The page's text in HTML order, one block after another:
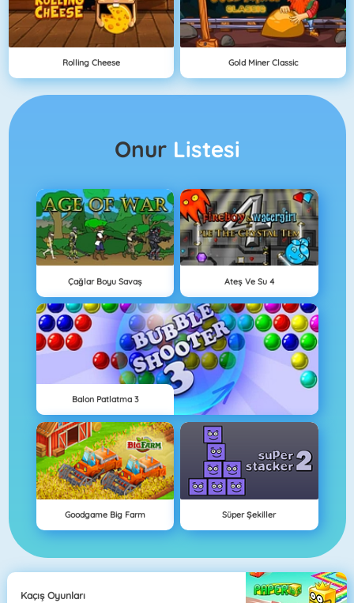
Rolling Cheese Gold Miner Classic
Onur Listesi
Çağlar Boyu Savaş Ateş Ve Su 4
Balon Patlatma 3
Goodgame Big Farm Süper Şekiller
Kaçış Oyunları